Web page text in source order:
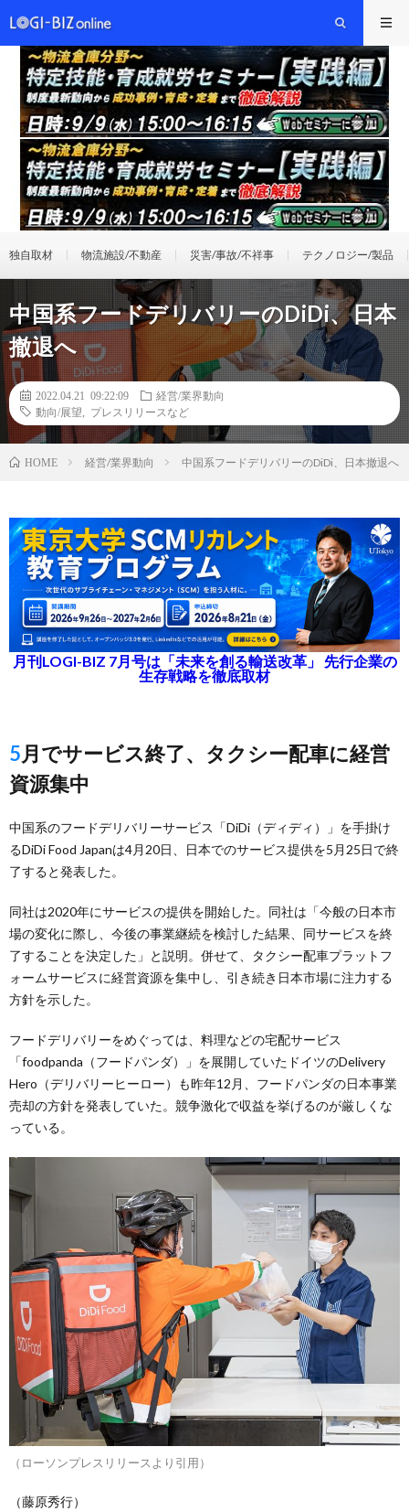
独自取材 物流施設/不動産 災害/事故/不祥事 テクノロジー/製品
中国系フードデリバリーのDiDi、日本
撤退へ
2022.04.21 09:22:09
経営/業界動向
動向/展望
プレスリリースなど
HOME 経営/業界動向 中国系フードデリバリーのDiDi、日本撤退へ
月刊LOGI-BIZ 7月号は「未来を創る輸送改革」 先行企業の
生存戦略を徹底取材
5月でサービス終了、タクシー配車に経営
資源集中
中国系のフードデリバリーサービス「DiDi（ディディ）」を手掛け
るDiDi Food Japanは4月20日、日本でのサービス提供を5月25日で終
了すると発表した。
同社は2020年にサービスの提供を開始した。同社は「今般の日本市
場の変化に際し、今後の事業継続を検討した結果、同サービスを終
了することを決定した」と説明。併せて、タクシー配車プラットフ
ォームサービスに経営資源を集中し、引き続き日本市場に注力する
方針を示した。
フードデリバリーをめぐっては、料理などの宅配サービス
「foodpanda（フードパンダ）」を展開していたドイツのDelivery
Hero（デリバリーヒーロー）も昨年12月、フードパンダの日本事業
売却の方針を発表していた。競争激化で収益を挙げるのが厳しくな
っている。
（ローソンプレスリリースより引用）
（藤原秀行）